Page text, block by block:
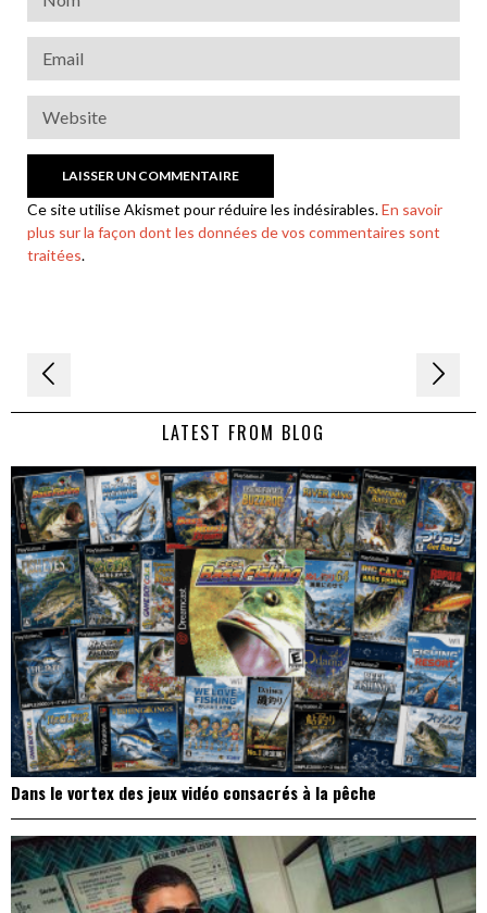
Ce site utilise Akismet pour réduire les indésirables.En savoir
plus sur la façon dont les données de vos commentaires sont
traitées.
Navigation
de LATEST FROM BLOG
Dans le vortex des jeux vidéo consacrés à la pêche